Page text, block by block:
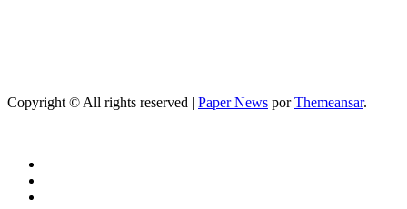
Copyright © All rights reserved | Paper News porThemeansar.